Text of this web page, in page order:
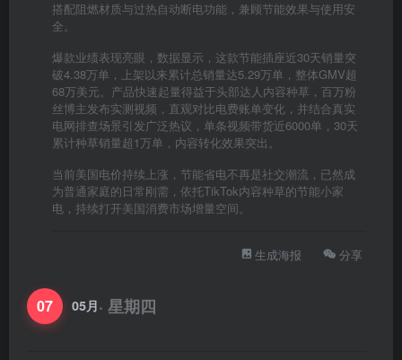
搭配阻燃材质与过热自动断电功能，兼顾节能效果与使用安
全。
爆款业绩表现亮眼，数据显示，这款节能插座近30天销量突
破4.38万单，上架以来累计总销量达5.29万单，整体GMV超
68万美元。产品快速起量得益于头部达人内容种草，百万粉
丝博主发布实测视频，直观对比电费账单变化，并结合真实
电网排查场景引发广泛热议，单条视频带货近6000单，30天
累计种草销量超1万单，内容转化效果突出。
当前美国电价持续上涨，节能省电不再是社交潮流，已然成
为普通家庭的日常刚需，依托TikTok内容种草的节能小家
电，持续打开美国消费市场增量空间。
生成海报 分享
07 05月· 星期四